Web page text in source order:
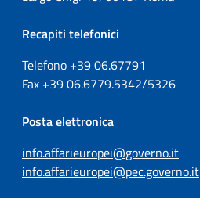
Recapiti telefonici
Telefono +3906.67791
Fax +3906.6779.5342/5326
Posta elettronica
info.affarieuropei@governo.it
info.affarieuropei@pec.governo.it